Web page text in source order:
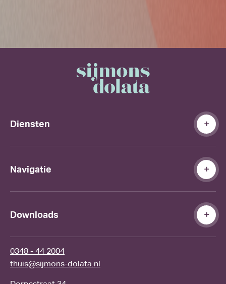
Diensten
Navigatie
Downloads
0348 - 44 2004
thuis@sijmons-dolata.nl